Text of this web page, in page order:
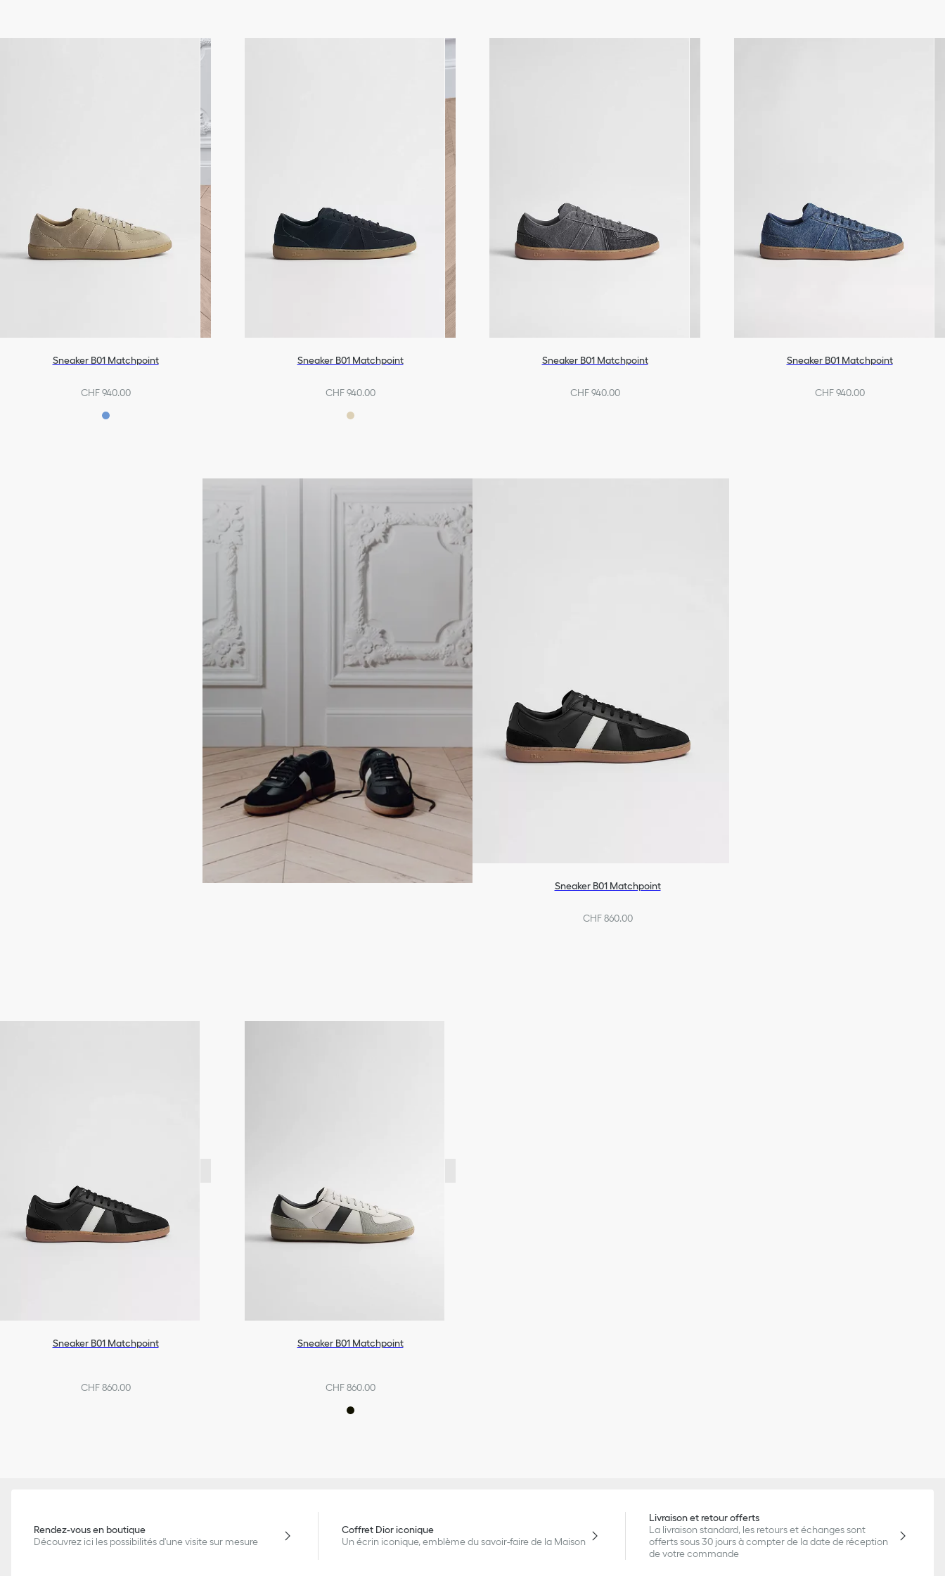
Sneaker B01 Matchpoint
CHF 940.00
Sneaker B01 Matchpoint
CHF 940.00
Sneaker B01 Matchpoint
CHF 940.00
Sneaker B01 Matchpoint
CHF 940.00
Sneaker B01 Matchpoint
CHF 860.00
Sneaker B01 Matchpoint
CHF 860.00
Sneaker B01 Matchpoint
CHF 860.00
Rendez-vous en boutique
Découvrez ici les possibilités d'une visite sur mesure
Coffret Dior iconique
Un écrin iconique, emblème du savoir-faire de la Maison
Livraison et retour offerts
La livraison standard, les retours et échanges sont
offerts sous 30 jours à compter de la date de réception
de votre commande